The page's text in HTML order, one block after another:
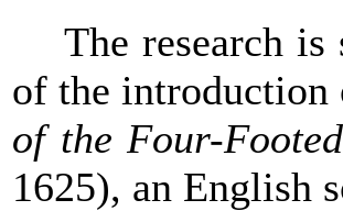
The research
of the
of the Four-
1625), an English